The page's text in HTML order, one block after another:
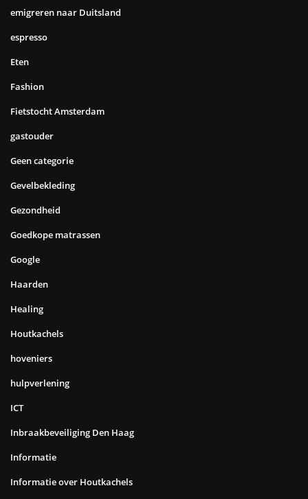
emigreren naar Duitsland
espresso
Eten
Fashion
Fietstocht Amsterdam
gastouder
Geen categorie
Gevelbekleding
Gezondheid
Goedkope matrassen
Google
Haarden
Healing
Houtkachels
hoveniers
hulpverlening
ICT
Inbraakbeveiliging Den Haag
Informatie
Informatie over Houtkachels